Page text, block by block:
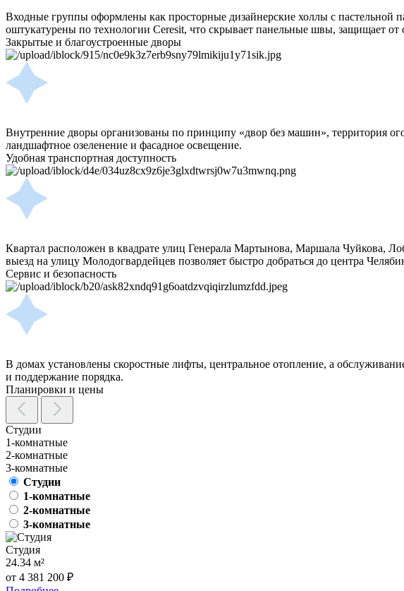
Входные группы оформлены как просторные дизайнерские холлы с
оштукатурены по технологии Ceresit, что скрывает панельные швы, защищает
Закрытые и благоустроенные дворы
Внутренние дворы организованы по принципу «двор без машин», территория
ландшафтное озеленение и фасадное освещение.
Удобная транспортная доступность
Квартал расположен в квадрате улиц Генерала Мартынова, Маршала Чуйкова,
выезд на улицу Молодогвардейцев позволяет быстро добраться до центра
Сервис и безопасность
В домах установлены скоростные лифты, центральное отопление, а
и поддержание порядка.
Планировки и цены
Студии
1-комнатные
2-комнатные
3-комнатные
Студии
1-комнатные
2-комнатные
3-комнатные
Студия
24.34 м²
от 4 381 200 ₽